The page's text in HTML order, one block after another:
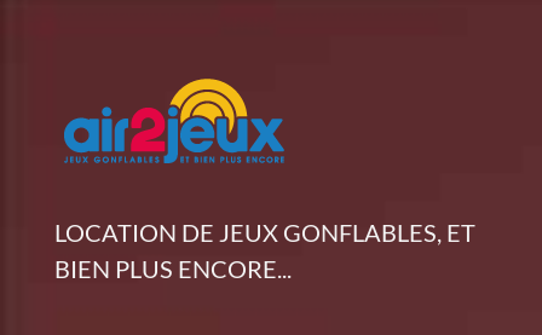
LOCATION DE JEUX GONFLABLES, ET
BIEN PLUS ENCORE...